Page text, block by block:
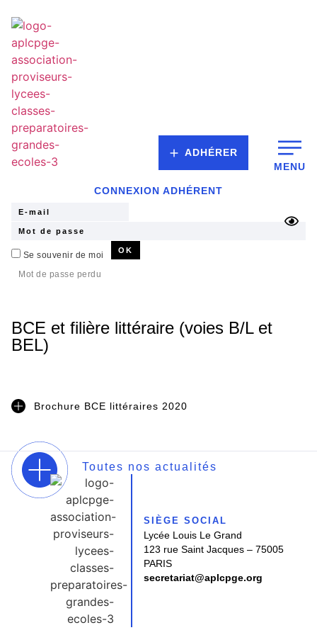
ADHÉRER
MENU
CONNEXION ADHÉRENT
Se souvenir de moi
Mot de passe perdu
BCE et filière littéraire (voies B/L et
BEL)
Brochure BCE littéraires 2020
Toutes nos actualités
SIÈGE SOCIAL
Lycée Louis Le Grand
123 rue Saint Jacques – 75005
PARIS
secretariat@aplcpge.org